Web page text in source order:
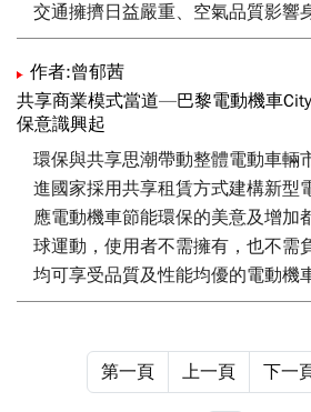
交通擁擠日益嚴重、空氣品質影響
策，如禁止機車入城（如上海、廣
個城市）、新加坡制定離峰與尖峰
現車牌購置費、單雙號上路政策等
染與油耗。
台灣比起上述國家有多元的交通工
政策，運輸油耗污染與空氣汙染在
的政策也逐步改善，隨政府電動巴
綠能運輸環境早日普及，成為全世
作者:曾郁茜
共享商業模式當道—巴黎電動機車
保意識興起
環保與共享思潮帶動整體電動車輛
進國家採用共享租賃方式建構新型
應電動機車節能環保的美意及增加
球運動，使用者不需擁有，也不需
均可享受品質及性能均優的電動機
的實際體現。
第一頁 上一頁 下一